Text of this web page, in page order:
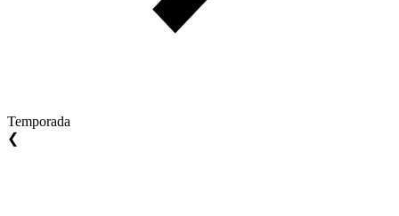
Temporada
❮